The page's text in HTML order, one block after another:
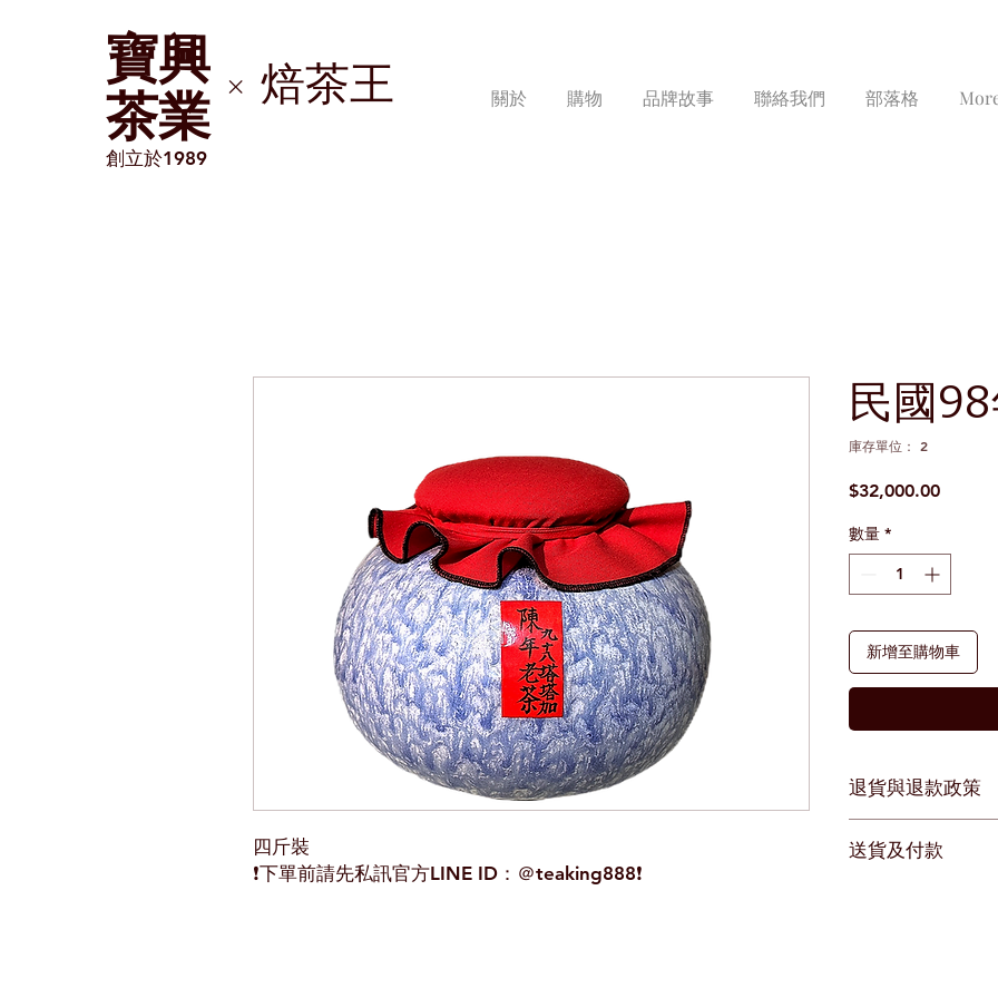
​寶興
茶業 × 焙茶王
創立於1989
關於 購物 品牌故事 聯絡我們 部落格
四斤裝
❗️下單前請先私訊官方LINE ID：＠teaking888❗️
民國
庫存單位： 2
$32,000.00價
數量 *
新增至購物車
退貨與退款政策
送貨及付款